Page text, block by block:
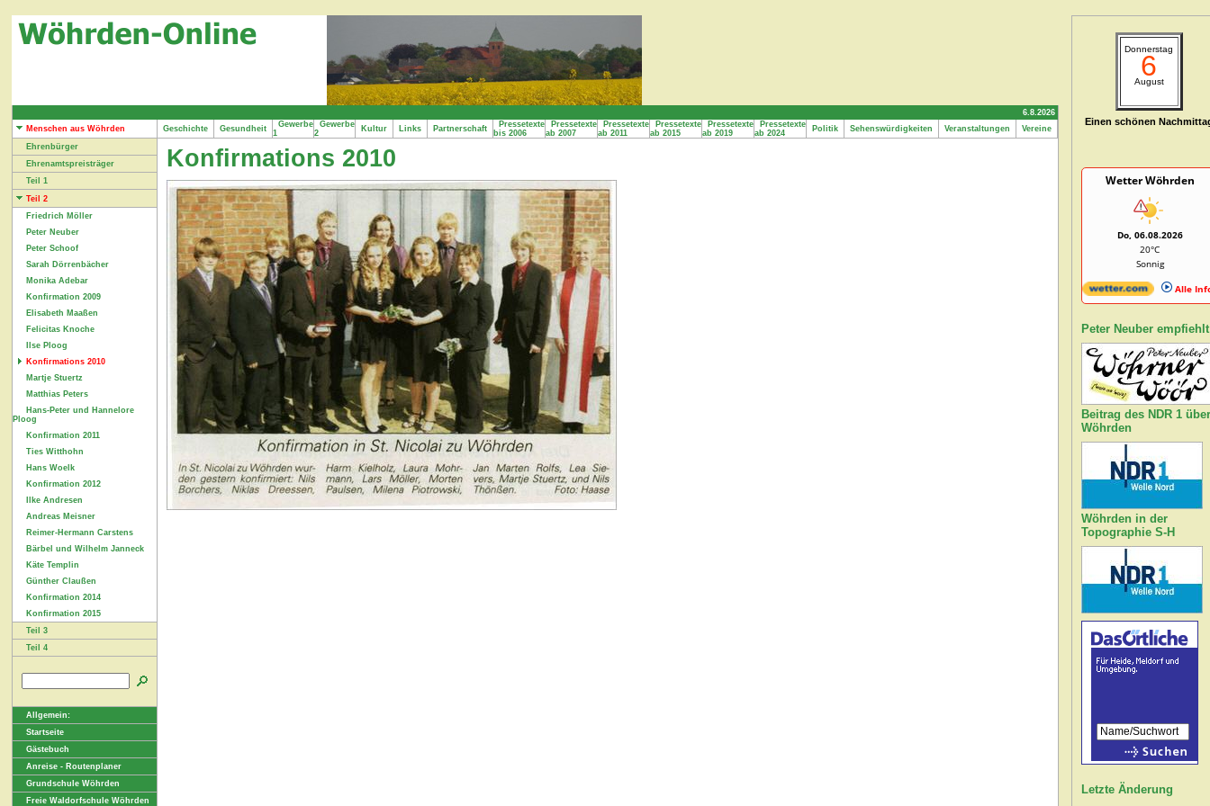
6.8.2026
Menschen aus Wöhrden
Geschichte Gesundheit
Gewerbe
1
Gewerbe
2
Kultur Links Partnerschaft
Pressetexte
bis 2006
Pressetexte
ab 2007
Pressetexte
ab 2011
Pressetexte
ab 2015
Pressetexte
ab 2019
Pressetexte
ab 2024
Politik Sehenswürdigkeiten Veranstaltungen
Vereine
Ehrenbürger
Ehrenamtspreisträger
Teil 1
Teil 2
Friedrich Möller
Peter Neuber
Peter Schoof
Sarah Dörrenbächer
Monika Adebar
Konfirmation 2009
Elisabeth Maaßen
Felicitas Knoche
Ilse Ploog
Konfirmations 2010
Martje Stuertz
Matthias Peters
Hans-Peter und Hannelore
Ploog
Konfirmation 2011
Ties Witthohn
Hans Woelk
Konfirmation 2012
Ilke Andresen
Andreas Meisner
Reimer-Hermann Carstens
Bärbel und Wilhelm Janneck
Käte Templin
Günther Claußen
Konfirmation 2014
Konfirmation 2015
Teil 3
Teil 4
Allgemein:
Startseite
Gästebuch
Anreise - Routenplaner
Grundschule Wöhrden
Freie Waldorfschule Wöhrden
Konfirmations 2010
Donnerstag
6
August
Einen schönen
Wetter Wöhrden
Do, 06.08.2026
20°C
Sonnig
Alle
Peter Neuber empfiehlt
Beitrag des NDR 1 über
Wöhrden
Wöhrden in der
Topographie S-H
Letzte Änderung